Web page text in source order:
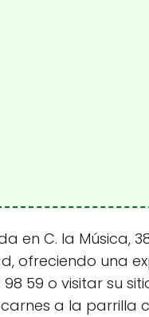
en C. la Música,
ofreciendo una
59 o visitar su
a la parrilla